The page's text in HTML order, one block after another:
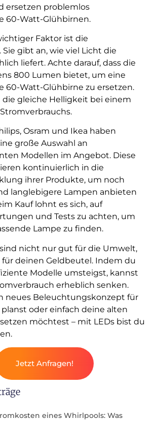
ersetzen problemlos
60-Watt-Glühbirnen.
Faktor ist die
Sie gibt an, wie viel Licht die
liefert. Achte darauf, dass die
800 Lumen bietet, um eine
60-Watt-Glühbirne zu ersetzen.
die gleiche Helligkeit bei einem
Osram und Ikea haben
große Auswahl an
Modellen im Angebot. Diese
kontinuierlich in die
ihrer Produkte, um noch
langlebigere Lampen anbieten
Kauf lohnt es sich, auf
und Tests zu achten, um
Lampe zu finden.
nicht nur gut für die Umwelt,
deinen Geldbeutel. Indem du
Modelle umsteigst, kannst
erheblich senken.
neues Beleuchtungskonzept für
oder einfach deine alten
möchtest – mit LEDs bist du
Jetzt Anfragen!
eines Whirlpools: Was